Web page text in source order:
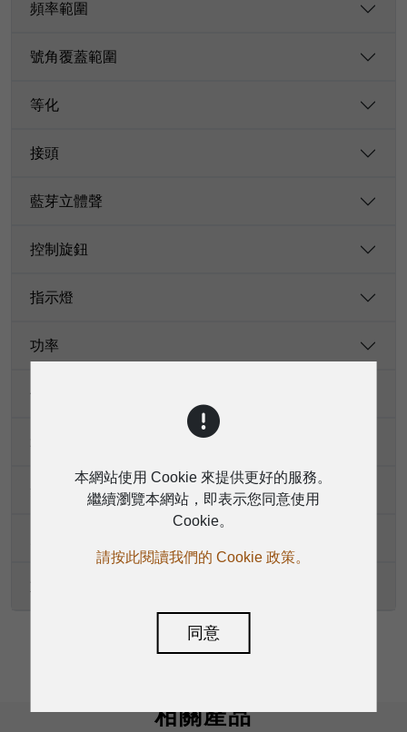
頻率範圍
號角覆蓋範圍
等化
接頭
藍芽立體聲
控制旋鈕
指示燈
功率
保護
安裝/固定
相關產品
本網站使用 Cookie 來提供更好的服務。
繼續瀏覽本網站，即表示您同意使用
Cookie。
請按此閱讀我們的 Cookie 政策。
同意